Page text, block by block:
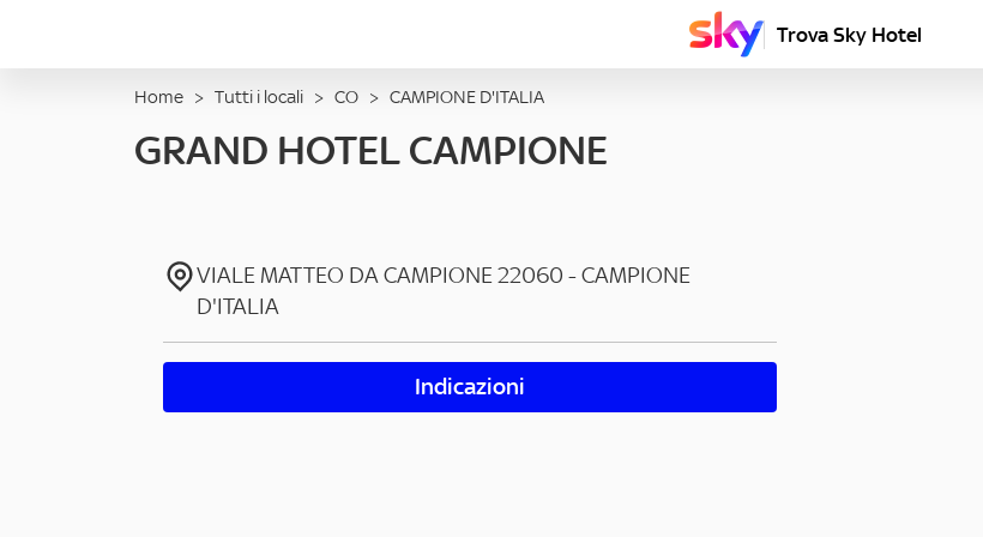
Trova Sky Hotel
Home > Tutti i locali > CO > CAMPIONE D'ITALIA
GRAND HOTEL CAMPIONE
VIALE MATTEO DA CAMPIONE22060 -CAMPIONE
D'ITALIA
Indicazioni